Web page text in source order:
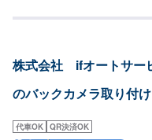
株式会社 ifオートサー
のバックカメラ取り付
代車OK QR決済OK